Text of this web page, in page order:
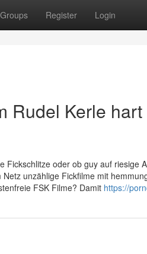
Groups Register Login
Rudel Kerle
Fickschlitze oder ob guy auf riesige
unzählige Fickfilme mit
FSK Filme? Damit https://